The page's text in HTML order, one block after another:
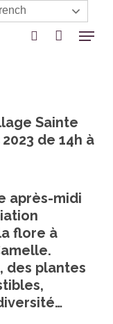
search Menu
Sainte
de 14h à
après-midi
flore à
des plantes
Close